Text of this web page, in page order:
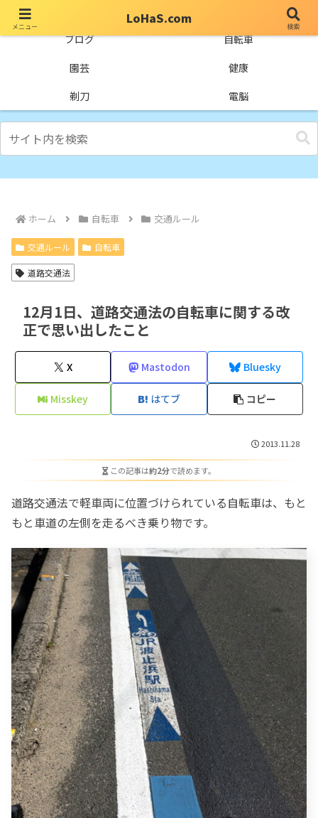
ブログ
自転車
園芸
健康
剃刀
電脳
ホーム 自転車 交通ルール
交通ルール 自転車
道路交通法
12月1日、道路交通法の自転車に関する改
正で思い出したこと
X Mastodon Bluesky
Misskey はてブ コピー
2013.11.28
この記事は約2分で読めます。
道路交通法で軽車両に位置づけられている自転車は、もと
もと車道の左側を走るべき乗り物です。
メニュー
LoHaS.com
検索